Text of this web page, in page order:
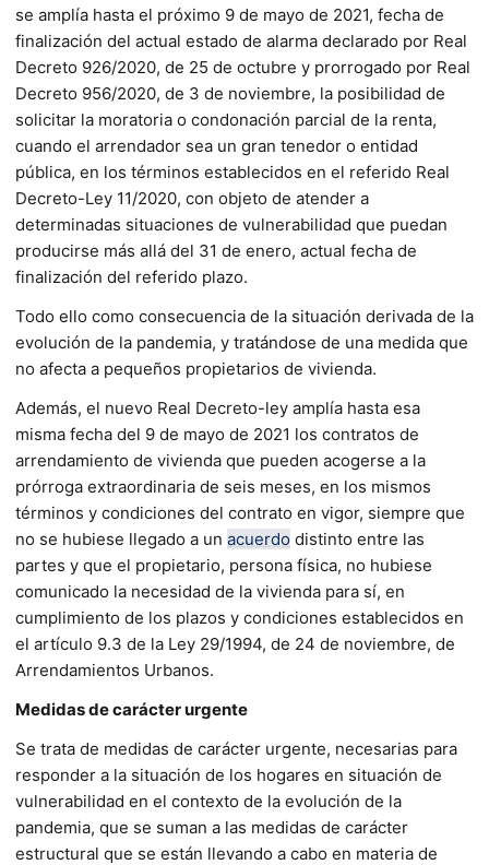
se amplía hasta el próximo 9 de mayo de 2021, fecha de
finalización del actual estado de alarma declarado por Real
Decreto 926/2020, de 25 de octubre y prorrogado por Real
Decreto 956/2020, de 3 de noviembre, la posibilidad de
solicitar la moratoria o condonación parcial de la renta,
cuando el arrendador sea un gran tenedor o entidad
pública, en los términos establecidos en el referido Real
Decreto-Ley 11/2020, con objeto de atender a
determinadas situaciones de vulnerabilidad que puedan
producirse más allá del 31 de enero, actual fecha de
finalización del referido plazo.
Todo ello como consecuencia de la situación derivada de la
evolución de la pandemia, y tratándose de una medida que
no afecta a pequeños propietarios de vivienda.
Además, el nuevo Real Decreto-ley amplía hasta esa
misma fecha del 9 de mayo de 2021 los contratos de
arrendamiento de vivienda que pueden acogerse a la
prórroga extraordinaria de seis meses, en los mismos
términos y condiciones del contrato en vigor, siempre que
no se hubiese llegado a un acuerdo distinto entre las
partes y que el propietario, persona física, no hubiese
comunicado la necesidad de la vivienda para sí, en
cumplimiento de los plazos y condiciones establecidos en
el artículo 9.3 de la Ley 29/1994, de 24 de noviembre, de
Arrendamientos Urbanos.
Medidas de carácter urgente
Se trata de medidas de carácter urgente, necesarias para
responder a la situación de los hogares en situación de
vulnerabilidad en el contexto de la evolución de la
pandemia, que se suman a las medidas de carácter
estructural que se están llevando a cabo en materia de